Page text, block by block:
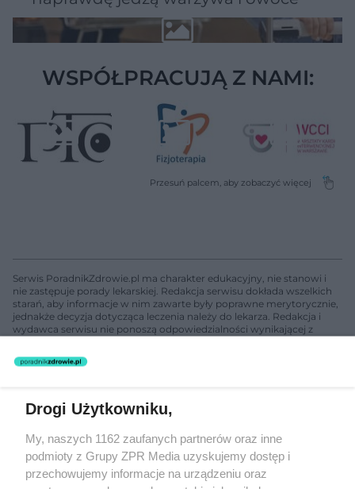
WSPÓŁPRACUJĄ Z NAMI:
Serwis PoradnikZdrowie.pl ma charakter edukacyjny, nie stanowi i
nie zastępuje porady lekarskiej. Redakcja serwisu dokłada wszelkich
starań, aby informacje w nim zawarte były poprawne merytorycznie,
jednakże decyzja dotycząca leczenia należy do lekarza. Redakcja i
wydawca serwisu nie ponoszą odpowiedzialności wynikającej z
nie prowadzi działalności leczniczej polegającej na udzielaniu
świadczeń zdrowotnych w rozumieniu art. 3 ust 1 ustawy o
Żaden utwór zamieszczony w serwisie nie może być powielany i
rozpowszechniany lub dalej rozpowszechniany w jakikolwiek sposób
(w tym także elektroniczny lub mechaniczny) na jakimkolwiek polu
eksploatacji w jakiejkolwiek formie, włącznie z umieszczaniem w
Internecie bez pisemnej zgody właściciela praw. Jakiekolwiek użycie
Drogi Użytkowniku,
My, naszych 1162 zaufanych partnerów oraz inne
podmioty z Grupy ZPR Media uzyskujemy dostęp i
przechowujemy informacje na urządzeniu oraz